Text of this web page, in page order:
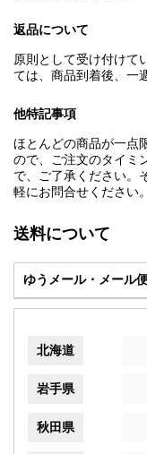
返品について
原則として受け付けて
ては、商品到着後、一
他特記事項
ほとんどの商品が一点
ので、ご注文のタイミ
で、ご了承ください。
軽にお問合せください。
送料について
ゆうメール・メール
北海道
岩手県
秋田県